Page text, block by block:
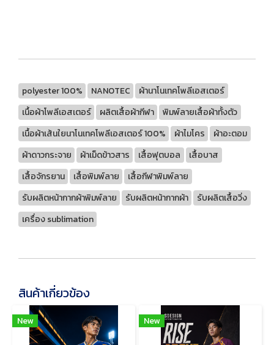
polyester 100% NANOTEC
ผ้านาโนเทคโพลีเอสเตอร์
เนื้อผ้าโพลีเอสเตอร์
ผลิตเสื้อผ้ากีฬา
พิมพ์ลายเสื้อผ้าทั้งตัว
เนื้อผ้าเส้นใยนาโนเทคโพลีเอสเตอร์ 100%
ผ้าไมโคร
ผ้าอะตอม
ผ้าดาวกระจาย
ผ้าเม็ดข้าวสาร เสื้อฟุตบอล
เสื้อบาส
เสื้อจักรยาน
เสื้อพิมพ์ลาย
เสื้อกีฬาพิมพ์ลาย
รับผลิตหน้ากากผ้าพิมพ์ลาย
รับผลิตหน้ากากผ้า
รับผลิตเสื้อวิ่ง
เครื่อง sublimation
สินค้าเกี่ยวข้อง
New New